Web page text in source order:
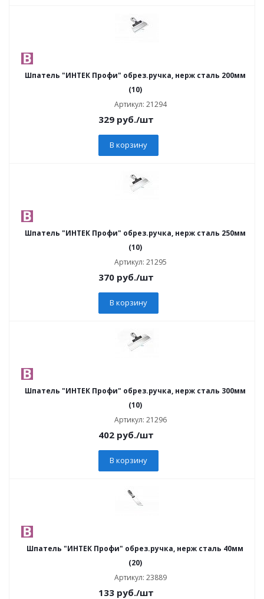
Шпатель "ИНТЕК Профи" обрез.ручка, нерж сталь 200мм
(10)
Артикул: 21294
329 руб./шт
В корзину
Шпатель "ИНТЕК Профи" обрез.ручка, нерж сталь 250мм
(10)
Артикул: 21295
370 руб./шт
В корзину
Шпатель "ИНТЕК Профи" обрез.ручка, нерж сталь 300мм
(10)
Артикул: 21296
402 руб./шт
В корзину
Шпатель "ИНТЕК Профи" обрез.ручка, нерж сталь 40мм
(20)
Артикул: 23889
133 руб./шт